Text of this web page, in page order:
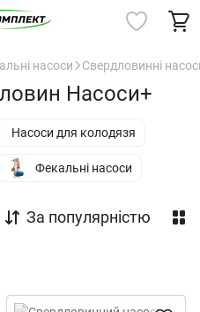
насоси Свердловинні
Насоси+
Насоси для колодязя
Фекальні насоси
За популярністю